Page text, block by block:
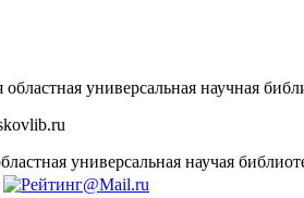
универсальная научная
универсальная научая